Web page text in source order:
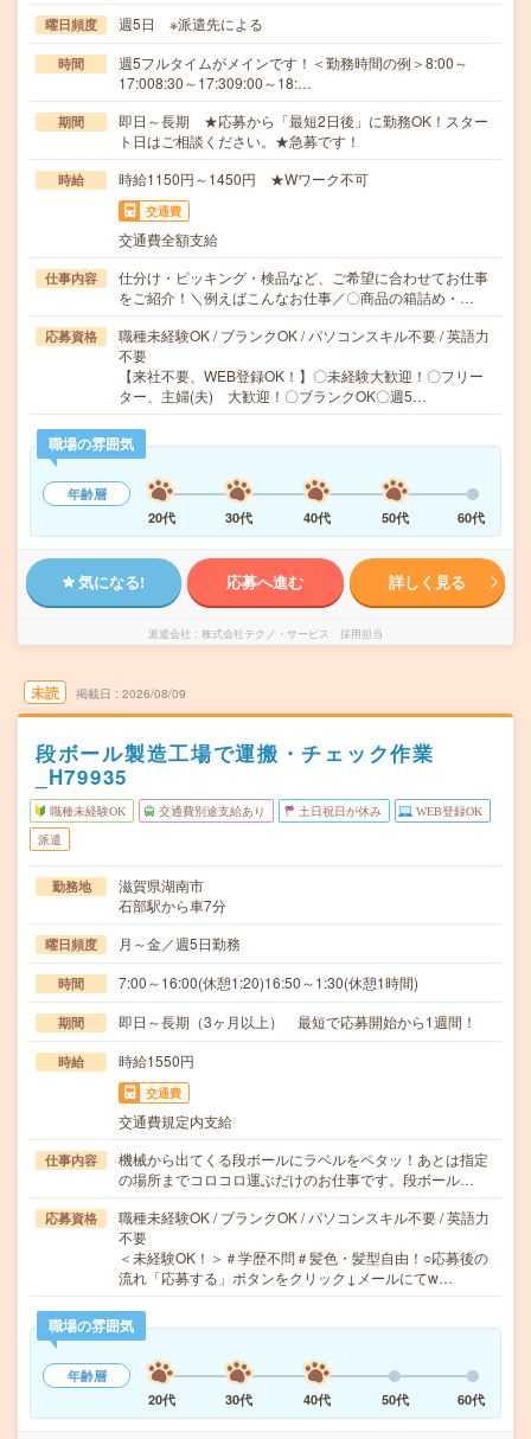
曜日頻度 週5日 ※派遣先による
時間
週5フルタイムがメインです！＜勤務時間の例＞8:00～
17:008:30～17:309:00～18:…
期間
即日～長期 ★応募から「最短2日後」に勤務OK！スター
ト日はご相談ください。★急募です！
時給 時給1150円～1450円 ★Wワーク不可
交通費
交通費全額支給
仕事内容
仕分け・ピッキング・検品など、ご希望に合わせてお仕事
をご紹介！＼例えばこんなお仕事／〇商品の箱詰め・…
応募資格
職種未経験OK / ブランクOK / パソコンスキル不要 / 英語力
不要
【来社不要、WEB登録OK！】〇未経験大歓迎！〇フリー
ター、主婦(夫) 大歓迎！〇ブランクOK〇週5…
職場の雰囲気
年齢層
20代
30代 40代 50代 60代
気になる! 応募へ進む 詳しく見る
派遣会社 株式会社テクノ・サービス 採用担当
未読 掲載日 2026/08/09
段ボール製造工場で運搬・チェック作業
_H79935
職種未経験OK 交通費別途支給あり 土日祝日が休み WEB登録OK
派遣
勤務地
滋賀県湖南市
石部駅から車7分
曜日頻度 月～金／週5日勤務
時間 7:00～16:00(休憩1:20)16:50～1:30(休憩1時間)
期間 即日～長期（3ヶ月以上） 最短で応募開始から1週間！
時給 時給1550円
交通費
交通費規定内支給
仕事内容
機械から出てくる段ボールにラベルをペタッ！あとは指定
の場所までコロコロ運ぶだけのお仕事です。段ボール…
応募資格
職種未経験OK / ブランクOK / パソコンスキル不要 / 英語力
不要
＜未経験OK！＞＃学歴不問＃髪色・髪型自由！○応募後の
流れ「応募する」ボタンをクリック↓メールにてw…
職場の雰囲気
年齢層
20代
30代 40代 50代 60代